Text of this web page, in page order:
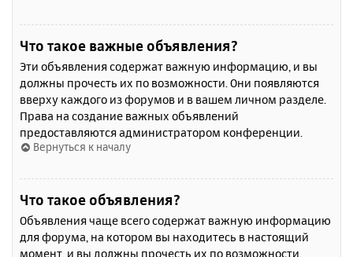
Что такое важные объявления?
Эти объявления содержат важную информацию, и вы
должны прочесть их по возможности. Они появляются
вверху каждого из форумов и в вашем личном разделе.
Права на создание важных объявлений
предоставляются администратором конференции.
Вернуться к началу
Что такое объявления?
Объявления чаще всего содержат важную информацию
для форума, на котором вы находитесь в настоящий
момент, и вы должны прочесть их по возможности.